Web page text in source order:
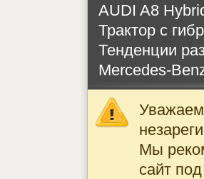
AUDI A8
Трактор с
Тенденции
Mercedes-
Мы
сайт